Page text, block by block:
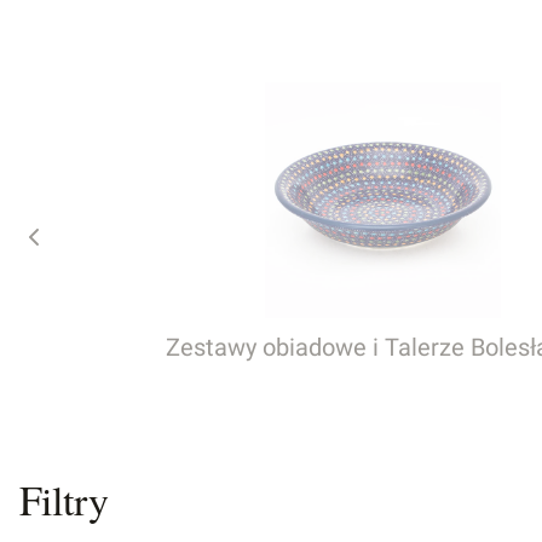
Zestawy obiadowe i Talerze
Filtry